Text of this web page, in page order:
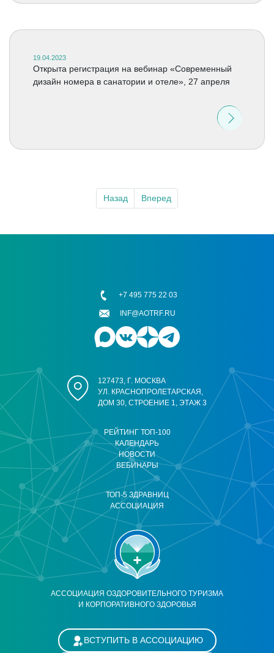
19.04.2023
Открыта регистрация на вебинар «Современный
дизайн номера в санатории и отеле», 27 апреля
Назад Вперед
АССОЦИАЦИЯ ОЗДОРОВИТЕЛЬНОГО ТУРИЗМА
И КОРПОРАТИВНОГО ЗДОРОВЬЯ
РЕЙТИНГ ТОП-100
КАЛЕНДАРЬ
НОВОСТИ
ВЕБИНАРЫ
ТОП-5 ЗДРАВНИЦ
АССОЦИАЦИЯ
127473, Г. МОСКВА
УЛ. КРАСНОПРОЛЕТАРСКАЯ,
ДОМ 30, СТРОЕНИЕ 1, ЭТАЖ 3
+7 495 775 22 03
INF@AOTRF.RU
ВСТУПИТЬ В АССОЦИАЦИЮ